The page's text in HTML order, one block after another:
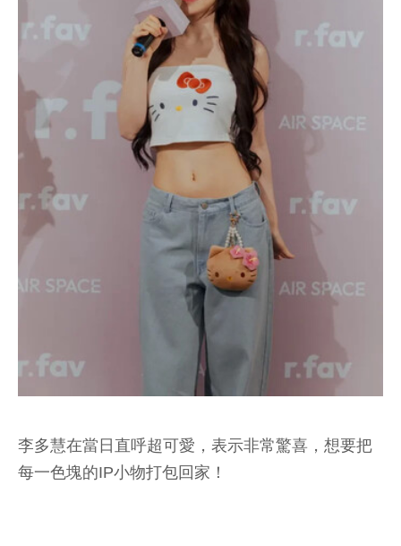
李多慧在當日直呼超可愛，表示非常驚喜，想要把
每一色塊的IP小物打包回家！